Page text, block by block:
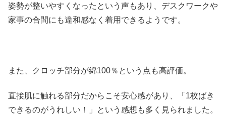
姿勢が整いやすくなったという声もあり、デスクワークや
家事の合間にも違和感なく着用できるようです。
また、クロッチ部分が綿100％という点も高評価。
直接肌に触れる部分だからこそ安心感があり、「1枚ばき
できるのがうれしい！」という感想も多く見られました。